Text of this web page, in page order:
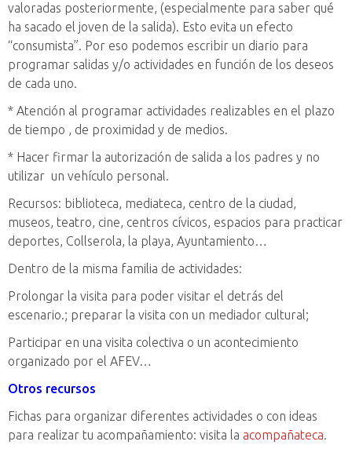
valoradas posteriormente, (especialmente para saber qué
ha sacado el joven de la salida). Esto evita un efecto
“consumista”. Por eso podemos escribir un diario para
programar salidas y/o actividades en función de los deseos
de cada uno.
* Atención al programar actividades realizables en el plazo
de tiempo , de proximidad y de medios.
* Hacer firmar la autorización de salida a los padres y no
utilizar un vehículo personal.
Recursos: biblioteca, mediateca, centro de la ciudad,
museos, teatro, cine, centros cívicos, espacios para practicar
deportes, Collserola, la playa, Ayuntamiento…
Dentro de la misma familia de actividades:
Prolongar la visita para poder visitar el detrás del
escenario.; preparar la visita con un mediador cultural;
Participar en una visita colectiva o un acontecimiento
organizado por el AFEV…
Otros recursos
Fichas para organizar diferentes actividades o con ideas
para realizar tu acompañamiento: visita la acompañateca.